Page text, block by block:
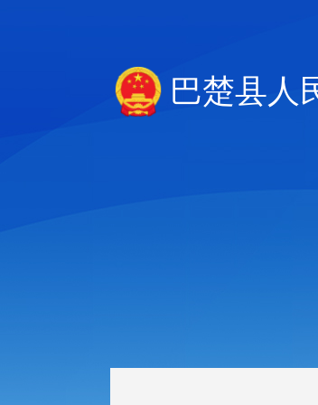
巴楚县人